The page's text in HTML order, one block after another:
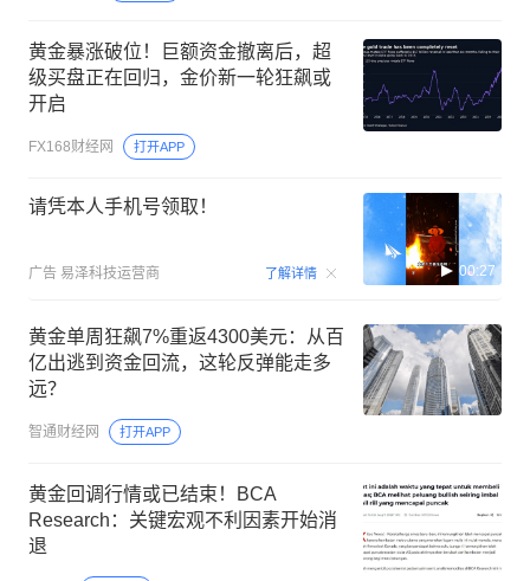
黄金暴涨破位！巨额资金撤离后，超
级买盘正在回归，金价新一轮狂飙或
开启
FX168财经网 打开APP
请凭本人手机号领取！
广告 易泽科技运营商 了解详情 00:27
黄金单周狂飙7%重返4300美元：从百
亿出逃到资金回流，这轮反弹能走多
远？
智通财经网 打开APP
黄金回调行情或已结束！BCA
Research：关键宏观不利因素开始消
退